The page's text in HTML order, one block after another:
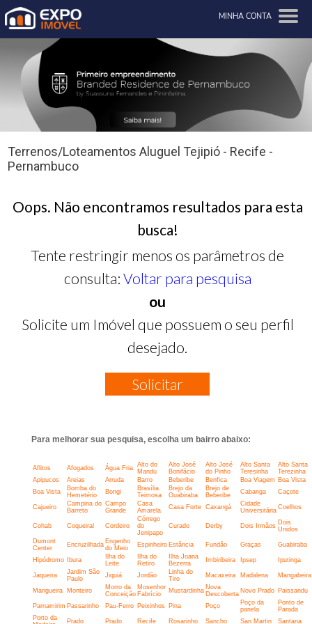
MINHA CONTA
Terrenos/Loteamentos Aluguel Tejipió - Recife -
Pernambuco
Oops. Não encontramos resultados para esta
busca!
Tente restringir menos os parâmetros de
consulta: Voltar para pesquisa
ou
Solicite um Imóvel que possuem o seu perfil
desejado.
Solicitar
Para melhorar sua pesquisa, escolha um bairro abaixo:
Aflitos Afogados Água Fria
Alto do
Mandu
Alto José
Bonifácio
Alto José
do Pinho
Alto Santa
Teresinha
Alto Santa
Terezinha
Apipucos
Areias Arruda Barro Beberibe Benfica Boa Viagem Boa Vista
Boa Vista
Bomba do
Hemetério
Bongi
Brasília
Teimosa
Brejo da
Guabiraba
Brejo de
Beberibe
Cabanga Caçote
Cajueiro
Campina do
Barreto
Campo
Grande
Casa
Amarela
Casa Forte Caxangá
Cidade
Universitária Coelhos
Cohab Coqueiral Cordeiro
Córrego
do
Jenipapo
Curado Derby Dois Irmãos Dois
Unidos
Dumont
Center
Encruzilhada Engenho
do Meio
Espinheiro Estância Fundão Graças Guabiraba
Hipódromo Ibura
Ilha do
Leite
Ilha do
Retiro
Ilha Joana
Bezerra
Imbiribeira Ipsep Iputinga
Jaqueira
Jardim São
Paulo
Jiquiá Jordão
Linha do
Tiro
Macaxeira Madalena Mangabeira
Mangueira Monteiro
Morro da
Conceição
Mosenhor
Fabrício
Mustardinha Nova
Descoberta Novo Prado Paissandu
Parnamirim Passarinho Pau-Ferro Peixinhos Pina Poço
Poço da
panela
Ponto de
Parada
Porto da
Prado Prado Recife Rosarinho Sancho San Martin Santana